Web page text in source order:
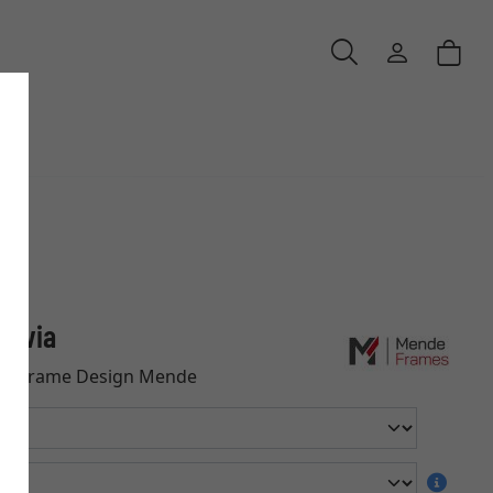
Avia
Frame Design Mende